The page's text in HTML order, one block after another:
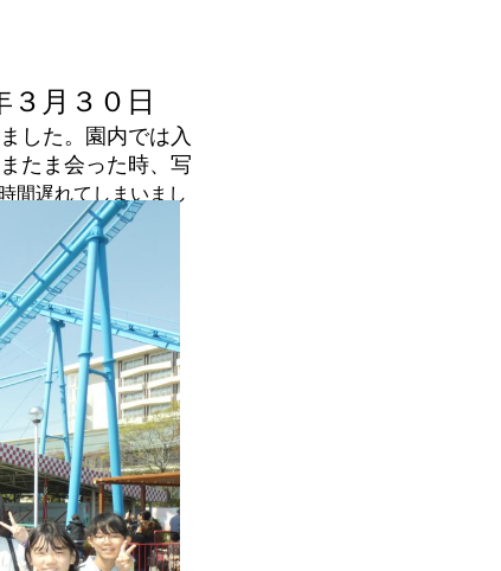
３月３０日
した。園内では入
たま会った時、写
間遅れてしまいまし